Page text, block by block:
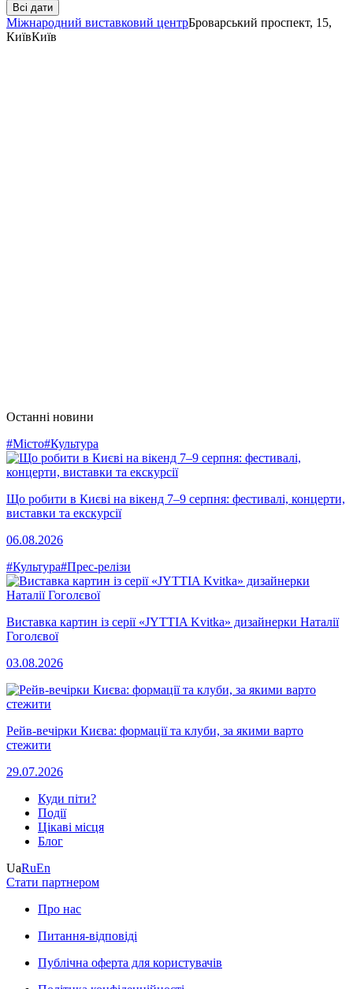
Всі дати
Міжнародний виставковий центрБроварський проспект, 15,
КиївКиїв
Останні новини
#Місто#Культура
Що робити в Києві на вікенд 7–9 серпня: фестивалі, концерти,
виставки та екскурсії
06.08.2026
#Культура#Прес-релізи
Виставка картин із серії «JYTTIA Kvitka» дизайнерки Наталії
Гоголєвої
03.08.2026
Рейв-вечірки Києва: формації та клуби, за якими варто
стежити
29.07.2026
Куди піти?
Події
Цікаві місця
Блог
UaRuEn
Стати партнером
Про нас
Питання-відповіді
Публічна оферта для користувачів